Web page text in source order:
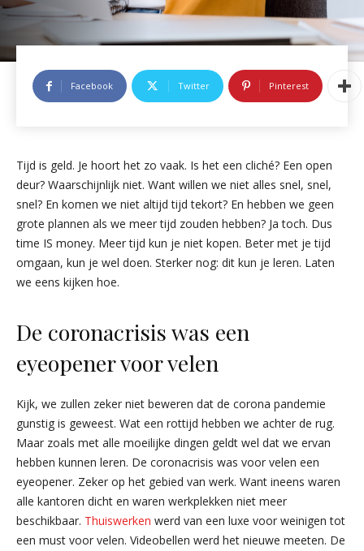
Facebook Twitter Pinterest
Tijd is geld. Je hoort het zo vaak. Is het een cliché? Een open
deur? Waarschijnlijk niet. Want willen we niet alles snel, snel,
snel? En komen we niet altijd tijd tekort? En hebben we geen
grote plannen als we meer tijd zouden hebben? Ja toch. Dus
time IS money. Meer tijd kun je niet kopen. Beter met je tijd
omgaan, kun je wel doen. Sterker nog: dit kun je leren. Laten
we eens kijken hoe.
De coronacrisis was een
eyeopener voor velen
Kijk, we zullen zeker niet beweren dat de corona pandemie
gunstig is geweest. Wat een rottijd hebben we achter de rug.
Maar zoals met alle moeilijke dingen geldt wel dat we ervan
hebben kunnen leren. De coronacrisis was voor velen een
eyeopener. Zeker op het gebied van werk. Want ineens waren
alle kantoren dicht en waren werkplekken niet meer
beschikbaar. Thuiswerken werd van een luxe voor weinigen tot
een must voor velen. Videobellen werd het nieuwe meeten. De